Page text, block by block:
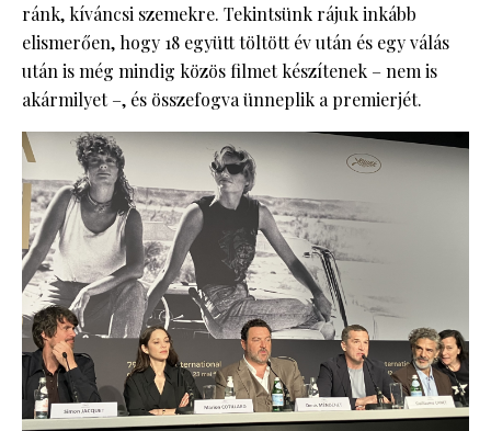
ránk, kíváncsi szemekre. Tekintsünk rájuk inkább
elismerően, hogy 18 együtt töltött év után és egy válás
után is még mindig közös filmet készítenek – nem is
akármilyet –, és összefogva ünneplik a premierjét.